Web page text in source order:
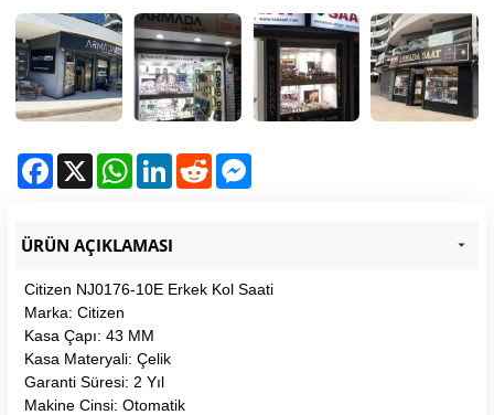
Facebook
X WhatsAppLinkedInReddit
ÜRÜN AÇIKLAMASI
Citizen NJ0176-10E Erkek Kol Saati
Marka: Citizen
Kasa Çapı: 43 MM
Kasa Materyali: Çelik
Garanti Süresi: 2 Yıl
Makine Cinsi: Otomatik